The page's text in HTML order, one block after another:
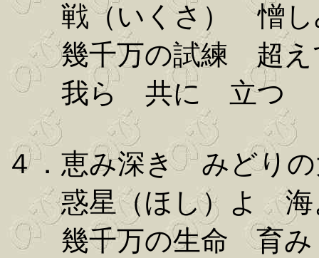
戦（いくさ） 憎
幾千万の試練 超え
我ら 共に 立つ
４．恵み深き みどり
惑星（ほし）よ
幾千万の生命 育み